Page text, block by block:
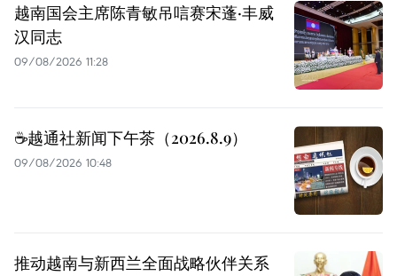
越南国会主席陈青敏吊唁赛宋蓬·丰威
汉同志
09/08/2026 11:28
☕️越通社新闻下午茶（2026.8.9）
09/08/2026 10:48
推动越南与新西兰全面战略伙伴关系